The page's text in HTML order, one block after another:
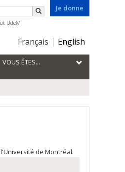
Je donne
Choix
la
langue
Français English
Rechercher
UdeM
VOUS ÊTES...
de Montréal.